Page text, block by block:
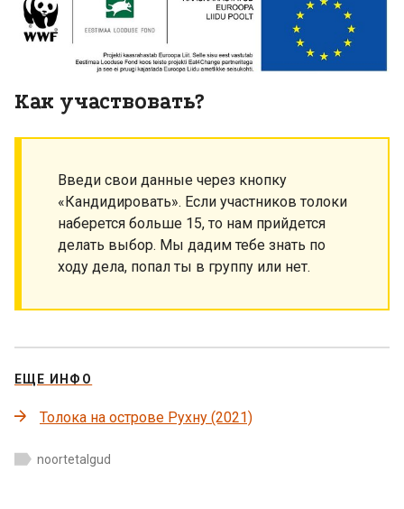
Как участвовать?
Введи свои данные через кнопку
«Кандидировать». Если участников толоки
наберется больше 15, то нам прийдется
делать выбор. Мы дадим тебе знать по
ходу дела, попал ты в группу или нет.
ЕЩЕ ИНФО
Толока на острове Рухну (2021)
noortetalgud